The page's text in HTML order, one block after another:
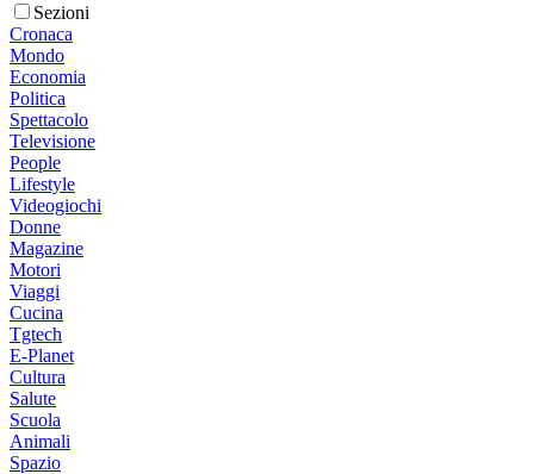
Sezioni
Cronaca
Mondo
Economia
Politica
Spettacolo
Televisione
People
Lifestyle
Videogiochi
Donne
Magazine
Motori
Viaggi
Cucina
Tgtech
E-Planet
Cultura
Salute
Scuola
Animali
Spazio